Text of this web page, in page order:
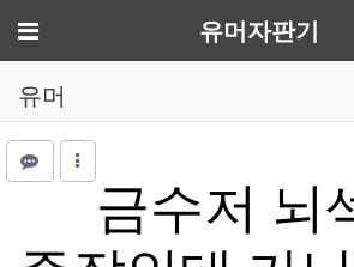
메뉴 유머자판기
유머
금수저 뇌